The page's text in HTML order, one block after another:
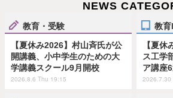
NEWS
教育・受験
【夏休み2026】村山斉氏が公
開講義、小中学生のための大
学講義スクール9月開校
2026.8.6 Thu 19:15
教育
【夏
ス工学
ア講座
2026.7.30